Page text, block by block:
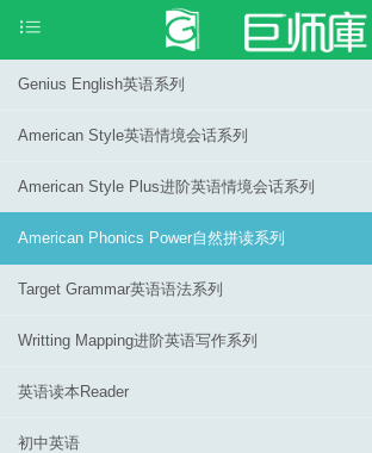
Genius English英语系列
American Style英语情境会话系列
American Style Plus进阶英语情境会话系列
American Phonics Power自然拼读系列
Target Grammar英语语法系列
Writting Mapping进阶英语写作系列
英语读本Reader
初中英语